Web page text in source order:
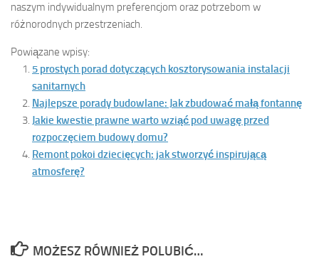
naszym indywidualnym preferencjom oraz potrzebom w
różnorodnych przestrzeniach.
Powiązane wpisy:
5 prostych porad dotyczących kosztorysowania instalacji
sanitarnych
Najlepsze porady budowlane: Jak zbudować małą fontannę
Jakie kwestie prawne warto wziąć pod uwagę przed
rozpoczęciem budowy domu?
Remont pokoi dziecięcych: jak stworzyć inspirującą
atmosferę?
MOŻESZ RÓWNIEŻ POLUBIĆ…